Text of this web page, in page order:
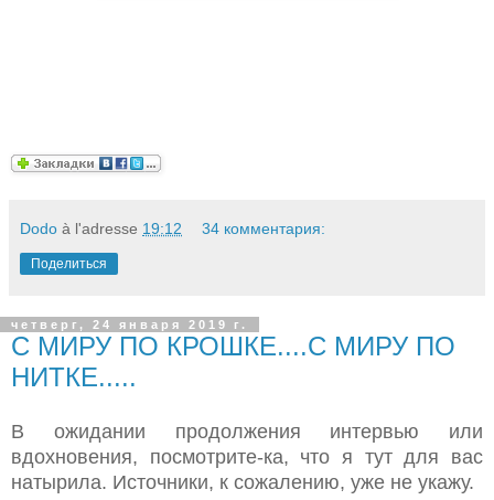
Dodo à l'adresse 19:12 34 комментария:
Поделиться
четверг, 24 января 2019 г.
С МИРУ ПО КРОШКЕ....С МИРУ ПО
НИТКЕ.....
В ожидании продолжения интервью или
вдохновения, посмотрите-ка, что я тут для вас
натырила. Источники, к сожалению, уже не укажу.